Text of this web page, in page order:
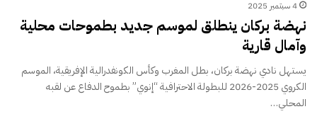
4 سبتمبر 2025
نهضة بركان ينطلق لموسم جديد بطموحات محلية
وآمال قارية
يستهل نادي نهضة بركان، بطل المغرب وكأس الكونفدرالية الإفريقية، الموسم
الكروي 2025-2026 للبطولة الاحترافية “إنوي” بطموح الدفاع عن لقبه
المحلي…